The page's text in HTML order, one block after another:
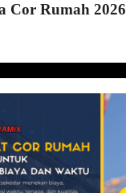
Cor Rumah 2026